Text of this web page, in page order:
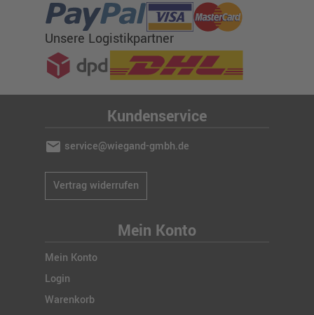
Unsere Logistikpartner
Kundenservice
mail service@wiegand-gmbh.de
Vertrag widerrufen
Mein Konto
Mein Konto
Login
Warenkorb